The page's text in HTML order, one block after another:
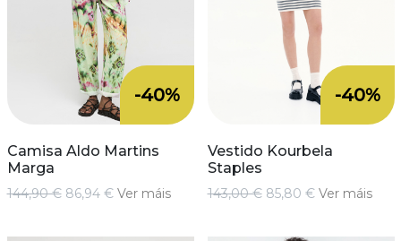
-40%
Camisa Aldo Martins
Marga
144,90 € 86,94 € Ver máis
-40%
Vestido Kourbela
Staples
143,00 € 85,80 € Ver máis